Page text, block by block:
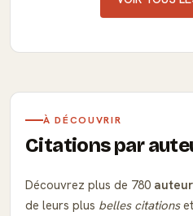
À DÉCOUVRIR
Citations par
Découvrez plus de 780
de leurs plus belles citations